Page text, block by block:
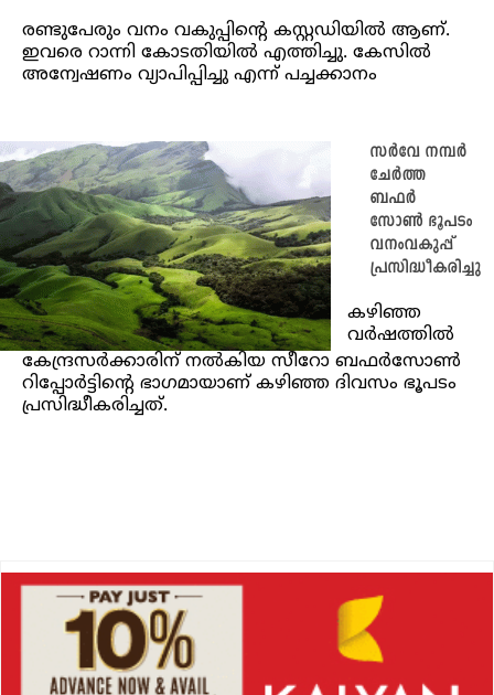
രണ്ടുപേരും വനം വകുപ്പിന്റെ കസ്റ്റഡിയിൽ ആണ്.
ഇവരെ റാന്നി കോടതിയിൽ എത്തിച്ചു. കേസിൽ
അന്വേഷണം വ്യാപിപ്പിച്ചു എന്ന് പച്ചക്കാനം
സര്‍വേ നമ്പര്‍
ചേര്‍ത്ത
ബഫര്‍
സോണ്‍ ഭൂപടം
വനംവകുപ്പ്
പ്രസിദ്ധീകരിച്ചു
കഴിഞ്ഞ
വർഷത്തിൽ
കേന്ദ്രസർക്കാരിന് നൽകിയ സീറോ ബഫർസോൺ
റിപ്പോർട്ടിന്റെ ഭാഗമായാണ് കഴിഞ്ഞ ദിവസം ഭൂപടം
പ്രസിദ്ധീകരിച്ചത്.